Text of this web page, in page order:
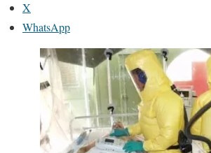
X
WhatsApp